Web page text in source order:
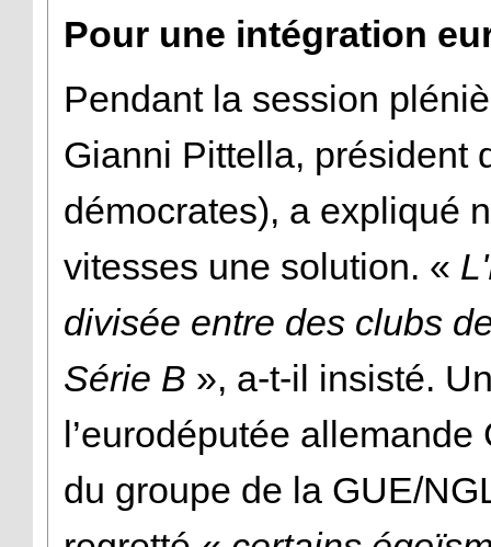
Pour une intégration
Pendant la session
Gianni Pittella, président
démocrates), a expliqué
vitesses une solution. «
divisée entre des clubs
Série B », a-t-il insisté.
l’eurodéputée
du groupe de la GUE/